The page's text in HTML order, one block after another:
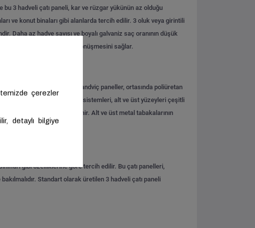
bu 3 hadveli çatı paneli, kar ve rüzgar yükünün az olduğu
ve konut binaları gibi alanlarda tercih edilir. 3 oluk veya girintili
Daha az hadve sayısı ve boyalı galvaniz saç oranının düşük
kompozit bir yapıya dönüşmesini sağlar.
oluşan bu 3 hadveli çatı sandviç paneller, ortasında poliüretan
dolgulu çatı sandviç panel sistemleri, alt ve üst yüzeyleri çeşitli
kullanılarak sabitlenir. Alt ve üst metal tabakalarının
kapasitesi de artar.
gibi özelliklerine göre tercih edilir. Bu çatı panelleri,
Standart olarak üretilen 3 hadveli çatı paneli